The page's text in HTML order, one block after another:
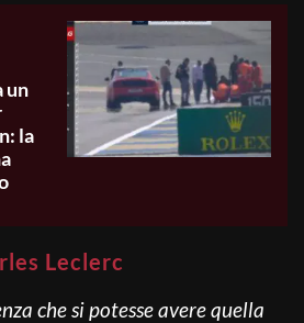
un
la
Leclerc
che si potesse avere quella